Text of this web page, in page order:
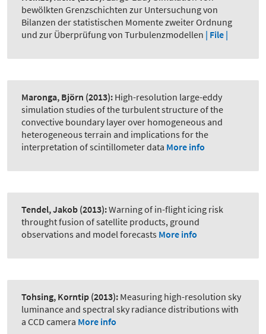
bewölkten Grenzschichten zur Untersuchung von
Bilanzen der statistischen Momente zweiter Ordnung
und zur Überprüfung von Turbulenzmodellen | File |
Maronga, Björn (2013): High-resolution large-eddy
simulation studies of the turbulent structure of the
convective boundary layer over homogeneous and
heterogeneous terrain and implications for the
interpretation of scintillometer data More info
Tendel, Jakob (2013):Warning of in-flight icing risk
throught fusion of satellite products, ground
observations and model forecasts More info
Tohsing, Korntip (2013): Measuring high-resolution sky
luminance and spectral sky radiance distributions with
a CCD camera More info